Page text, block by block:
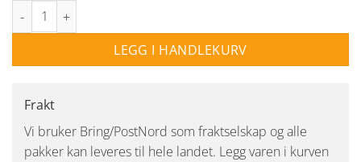
Stockholm gulvlampe 1xGU10 - Messing antall
LEGG I HANDLEKURV
Frakt
Vi bruker Bring/PostNord som fraktselskap og alle
pakker kan leveres til hele landet. Legg varen i kurven